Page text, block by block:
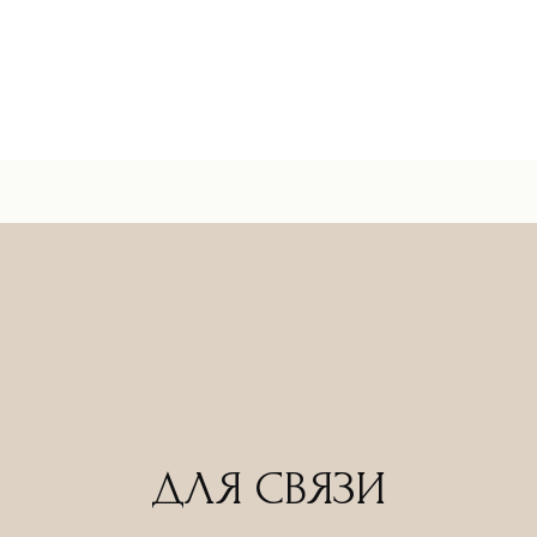
ДЛЯ СВЯЗИ